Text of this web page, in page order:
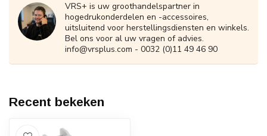
VRS+ is uw groothandelspartner in
hogedrukonderdelen en -accessoires,
uitsluitend voor herstellingsdiensten en winkels.
Bel ons voor al uw vragen of advies.
info@vrsplus.com - 0032 (0)11 49 46 90
Recent bekeken